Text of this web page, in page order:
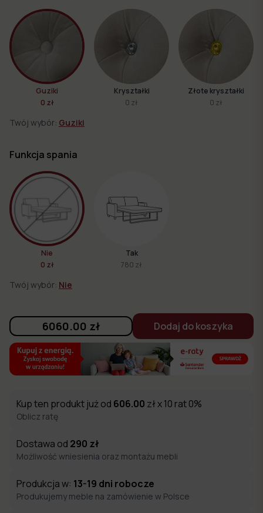
Guziki
0 zł
Kryształki
0 zł
Złote kryształki
0 zł
Twój wybór: Guziki
Funkcja spania
Nie
0 zł
Tak
780 zł
Twój wybór: Nie
6060.00 zł Dodaj do koszyka
Kup ten produkt już od 606.00 zł x 10 rat 0%
Oblicz ratę
Dostawa od 290 zł
Możliwość wniesienia oraz montażu mebli
Produkcja w: 13-19 dni robocze
Produkujemy meble na zamówienie w Polsce